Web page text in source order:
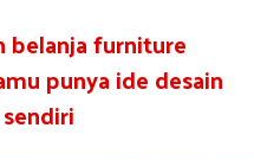
belanja furniture
punya ide desain